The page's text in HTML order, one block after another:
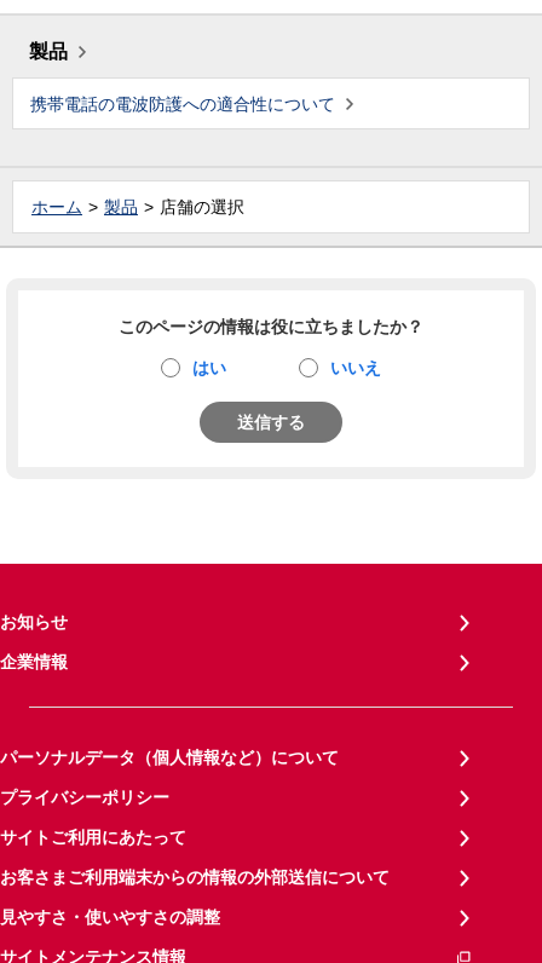
製品
携帯電話の電波防護への適合性について
ホーム 製品 店舗の選択
このページの情報は役に立ちましたか？
はい いいえ
送信する
お知らせ
企業情報
パーソナルデータ（個人情報など）について
プライバシーポリシー
サイトご利用にあたって
お客さまご利用端末からの情報の外部送信について
見やすさ・使いやすさの調整
サイトメンテナンス情報